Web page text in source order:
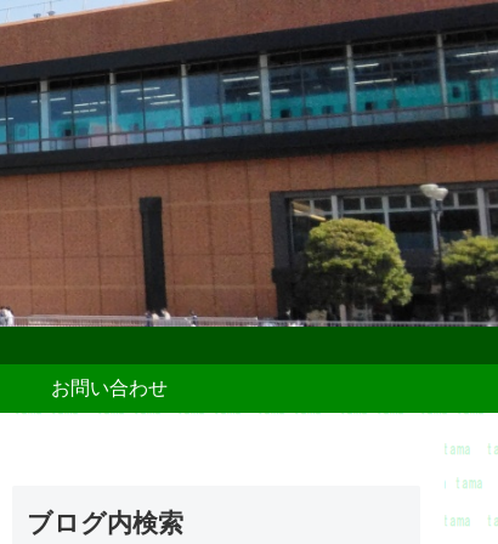
お問い合わせ
ブログ内検索